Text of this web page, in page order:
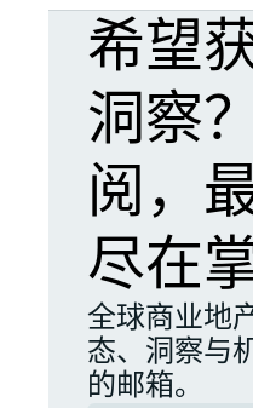
希望
洞察
阅，
尽在
全球商业地
态、洞察与
的邮箱。